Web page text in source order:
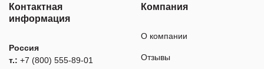
Контактная
информация
Россия
т.: +7 (800) 555-89-01
Компания
О компании
Отзывы